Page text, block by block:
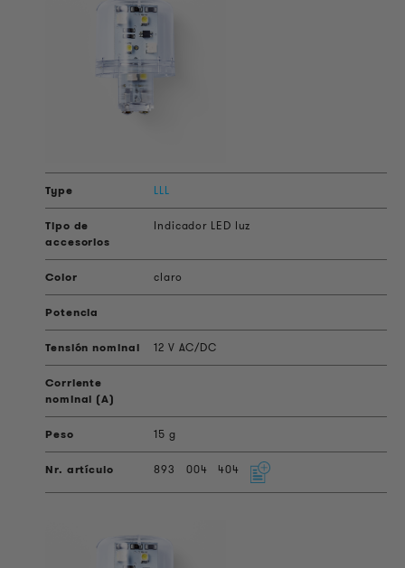
LLL
Indicador LED luz
claro
12 V AC/DC
15 g
893 004 404